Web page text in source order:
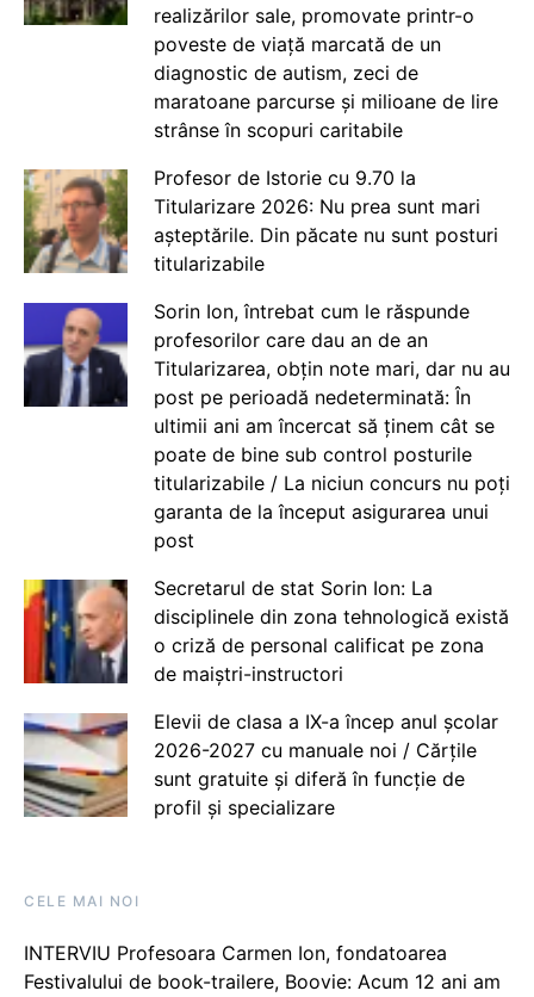
realizărilor sale, promovate printr-o
poveste de viață marcată de un
diagnostic de autism, zeci de
maratoane parcurse și milioane de lire
strânse în scopuri caritabile
Profesor de Istorie cu 9.70 la
Titularizare 2026: Nu prea sunt mari
așteptările. Din păcate nu sunt posturi
titularizabile
Sorin Ion, întrebat cum le răspunde
profesorilor care dau an de an
Titularizarea, obțin note mari, dar nu au
post pe perioadă nedeterminată: În
ultimii ani am încercat să ținem cât se
poate de bine sub control posturile
titularizabile / La niciun concurs nu poți
garanta de la început asigurarea unui
post
Secretarul de stat Sorin Ion: La
disciplinele din zona tehnologică există
o criză de personal calificat pe zona
de maiștri-instructori
Elevii de clasa a IX-a încep anul școlar
2026-2027 cu manuale noi / Cărțile
sunt gratuite și diferă în funcție de
profil și specializare
CELE MAI NOI
INTERVIU Profesoara Carmen Ion, fondatoarea
Festivalului de book-trailere, Boovie: Acum 12 ani am